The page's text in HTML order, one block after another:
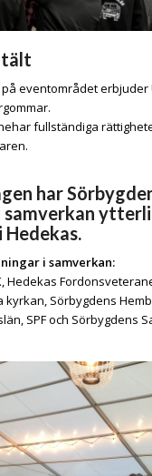
eventområdet erbjuder
fullständiga
har
samverkan
i samverkan:
Hedekas
kyrkan, Sörbygdens
SPF och Sörbygdens